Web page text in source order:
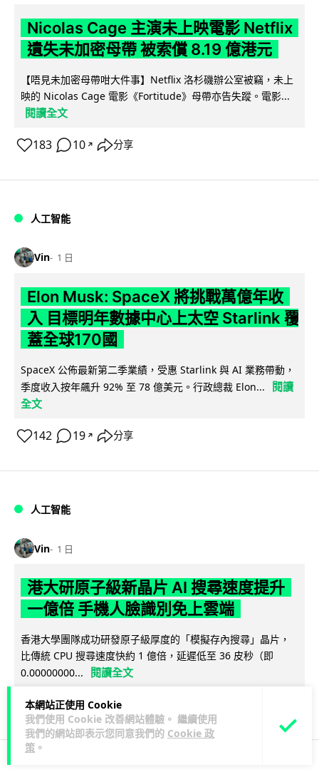
本網站正使用 Cookie
我們使用 Cookie 改善網站體驗。 繼續使用
我們的網站即表示您同意我們的 Cookie 政
策 。
Nicolas Cage 主演未上映電影 Netflix
遺失未加密母帶 被索償 8.19 億港元
【唔見未加密母帶咁大件事】Netflix 洛杉磯辦公室被竊，未上
映的 Nicolas Cage 電影《Fortitude》母帶亦告失蹤。電影...
閱讀全文
183 10 ↗ 分享
人工智能
Vin 1 日
Elon Musk: SpaceX 將挑戰萬億年收
入 目標明年數據中心上太空 Starlink 覆
蓋全球170國
SpaceX 公佈最新第二季業績，受惠 Starlink 與 AI 業務帶動，
季度收入按年飆升 92% 至 78 億美元。行政總裁 Elon...
閱讀
全文
142 19 ↗ 分享
人工智能
Vin 1 日
港大研原子級新晶片 AI 搜尋速度提升
一億倍 手機人臉識別免上雲端
香港大學團隊成功研發原子級厚度的「模擬存內搜尋」晶片，
比傳統 CPU 搜尋速度快約 1 億倍，延遲低至 36 皮秒（即
0.00000000...
閱讀全文
381 86 ↗ 分享